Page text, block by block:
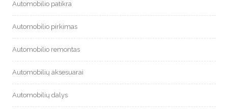
Automobilio patikra
Automobilio pirkimas
Automobilio remontas
Automobilių aksesuarai
Automobilių dalys